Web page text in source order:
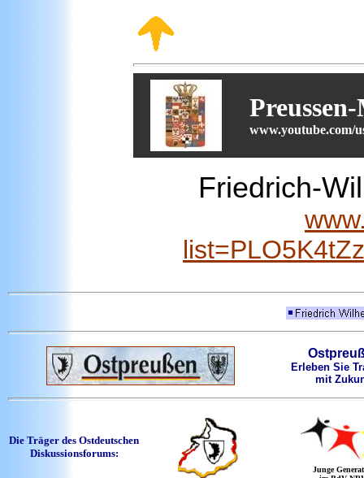
www.youtube.com/
Friedrich-
Erleben Sie
mit
Die Träger des Ostdeutschen
Diskussionsforums:
Junge